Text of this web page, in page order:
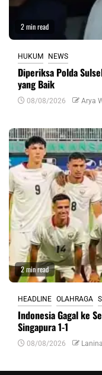
2 min read
HUKUM NEWS
Diperiksa Polda
yang Baik
08/08/2026 Arya
2 min read
HEADLINE OLAHRAGA
Indonesia Gagal ke
Singapura 1-1
08/08/2026 Lanina